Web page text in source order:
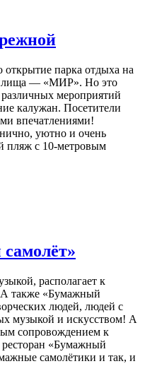
парка отдыха на
— «МИР». Но это
мероприятий
калужан. Посетители
впечатлениями!
уютно и очень
пляж с 10-метровым
располагает к
также «Бумажный
людей, людей с
музыкой и искусством! А
сопровождением к
«Бумажный
самолётики и так, и